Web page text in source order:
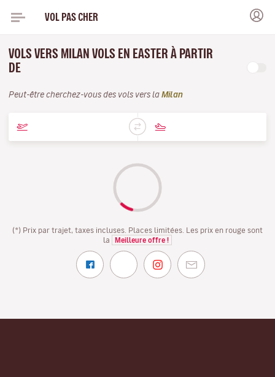
VOL PAS CHER
VOLS VERS MILAN VOLS EN EASTER À PARTIR
DE
Peut-être cherchez-vous des vols vers la Milan
(*) Prix par trajet, taxes incluses. Places limitées. Les prix en rouge sont
la
Meilleure offre !